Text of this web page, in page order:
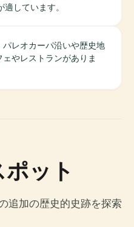
しています。
レオカーパ沿いや歴史地
やレストランがありま
ット
追加の歴史的史跡を探索